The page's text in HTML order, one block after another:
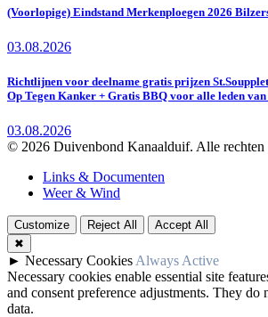
(Voorlopige) Eindstand Merkenploegen 2026
03.08.2026
Richtlijnen voor deelname gratis prijzen
Op Tegen Kanker + Gratis BBQ voor alle leden
03.08.2026
© 2026 Duivenbond Kanaalduif. Alle rechten
Links & Documenten
Weer & Wind
Customize Reject All
Accept All
✖
► Necessary Cookies Always Active
Necessary cookies enable essential site
and consent preference adjustments. They do
data.